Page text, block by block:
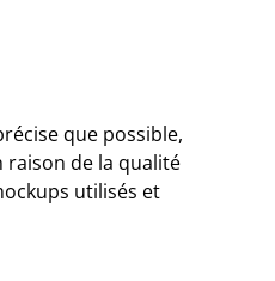
que possible,
de la qualité
utilisés et